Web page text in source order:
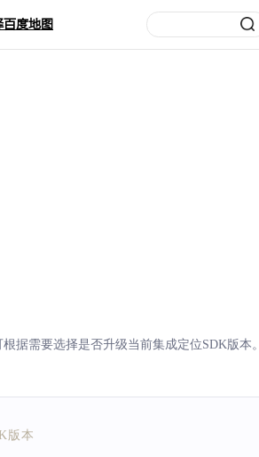
度地图
据需要选择是否升级当前集成定位SDK版本。
版本